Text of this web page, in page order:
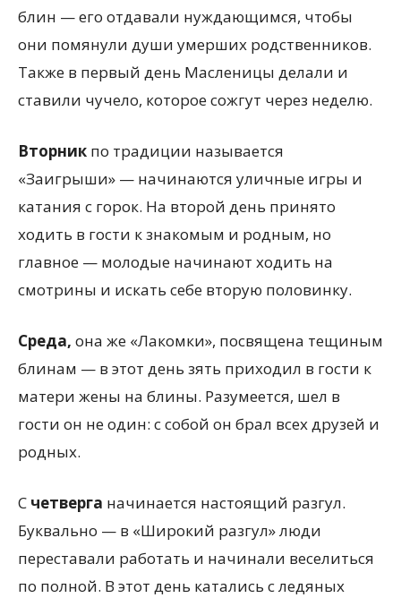
блин — его отдавали нуждающимся, чтобы
они помянули души умерших родственников.
Также в первый день Масленицы делали и
ставили чучело, которое сожгут через неделю.
Вторник по традиции называется
«Заигрыши» — начинаются уличные игры и
катания с горок. На второй день принято
ходить в гости к знакомым и родным, но
главное — молодые начинают ходить на
смотрины и искать себе вторую половинку.
Среда, она же «Лакомки», посвящена тещиным
блинам — в этот день зять приходил в гости к
матери жены на блины. Разумеется, шел в
гости он не один: с собой он брал всех друзей и
родных.
С четверга начинается настоящий разгул.
Буквально — в «Широкий разгул» люди
переставали работать и начинали веселиться
по полной. В этот день катались с ледяных